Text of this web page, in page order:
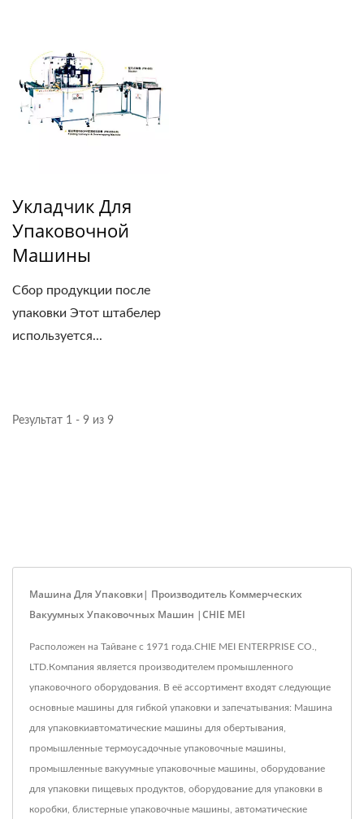
Укладчик Для
Упаковочной
Машины
Сбор продукции после
упаковки Этот штабелер
используется...
Результат 1 - 9 из 9
Машина Для Упаковки| Производитель Коммерческих
Вакуумных Упаковочных Машин |CHIE MEI
Расположен на Тайване с 1971 года.CHIE MEI ENTERPRISE CO.,
LTD.Компания является производителем промышленного
упаковочного оборудования. В её ассортимент входят следующие
основные машины для гибкой упаковки и запечатывания: Машина
для упаковкиавтоматические машины для обертывания,
промышленные термоусадочные упаковочные машины,
промышленные вакуумные упаковочные машины, оборудование
для упаковки пищевых продуктов, оборудование для упаковки в
коробки, блистерные упаковочные машины, автоматические